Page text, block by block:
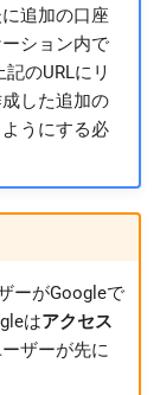
追加の口座
ション内で
のURLにリ
した追加の
うにする必
ーがGoogleで
はアクセス
ザーが先に